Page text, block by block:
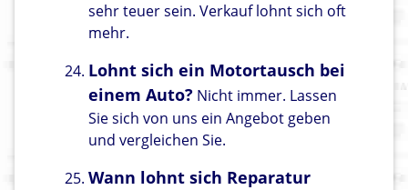
sehr teuer sein. Verkauf lohnt sich oft
mehr.
Lohnt sich ein Motortausch bei
einem Auto? Nicht immer. Lassen
Sie sich von uns ein Angebot geben
und vergleichen Sie.
Wann lohnt sich Reparatur